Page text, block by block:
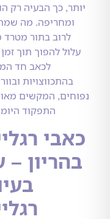
כך הבעיה רק הולכת
מה שמתחיל
לרוב בתור מטרד מתון
להפוך תוך זמן קצר
לכאב חד המלווה
ובוורידים
המקשים מאוד על
התפקוד היומיומי.
רגליים
– על
בעיות
רגליים